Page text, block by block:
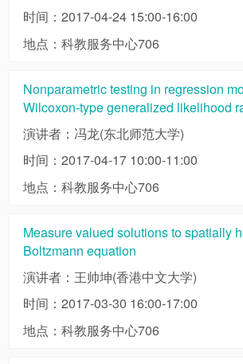
时间：2017-04-24 15:00-16:00
地点：科教服务中心706
Nonparametric testing in regression
Wilcoxon-type generalized likelihood
演讲者：冯龙(东北师范大学)
时间：2017-04-17 10:00-11:00
地点：科教服务中心706
Measure valued solutions to spatially
Boltzmann equation
演讲者：王帅坤(香港中文大学)
时间：2017-03-30 16:00-17:00
地点：科教服务中心706